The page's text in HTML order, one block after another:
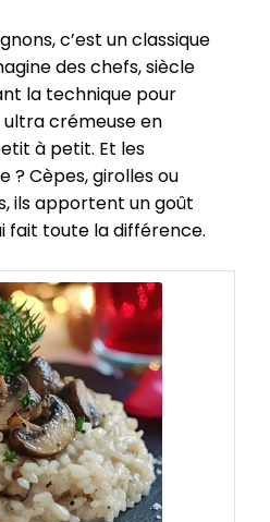
c’est un classique
des chefs, siècle
la technique pour
crémeuse en
à petit. Et les
? Cèpes, girolles ou
ils apportent un goût
fait toute la différence.